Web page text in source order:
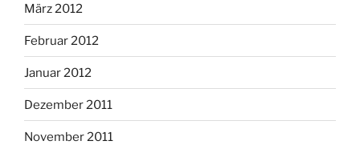
März 2012
Februar 2012
Januar 2012
Dezember 2011
November 2011